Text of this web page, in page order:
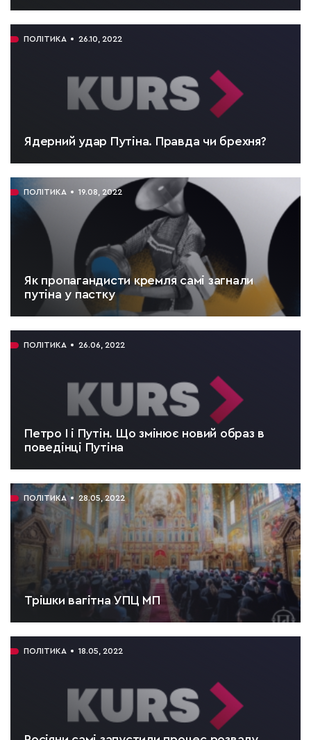
ЧИТАТИ:
2 хв.
ПОЛІТИКА
26.10, 2022
Ядерний удар Путіна. Правда чи брехня?
ЧИТАТИ:
5 хв.
ПОЛІТИКА
19.08, 2022
Як пропагандисти кремля самі загнали
путіна у пастку
ЧИТАТИ:
4 хв.
ПОЛІТИКА
26.06, 2022
Петро І і Путін. Що змінює новий образ в
поведінці Путіна
ЧИТАТИ:
5 хв.
ПОЛІТИКА
28.05, 2022
Трішки вагітна УПЦ МП
ЧИТАТИ:
2 хв.
ПОЛІТИКА
18.05, 2022